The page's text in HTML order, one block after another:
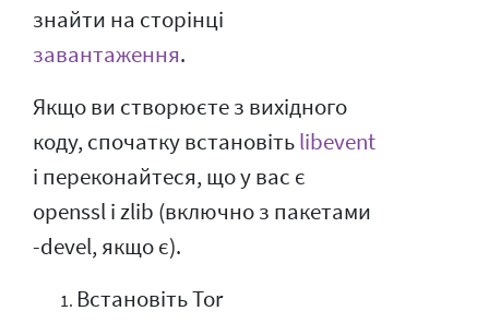
знайти на сторінці
завантаження.
Якщо ви створюєте з вихідного
коду, спочатку встановітьlibevent
і переконайтеся, що у вас є
openssl і zlib (включно з пакетами
-devel, якщо є).
Встановіть Tor